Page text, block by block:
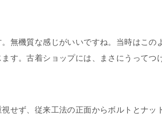
無機質な感じがいいですね。当時はこの
す。古着ショップには、まさにうってつ
せず、従来工法の正面からボルトとナッ